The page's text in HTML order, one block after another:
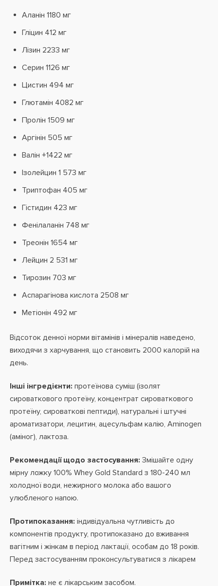
Аланін 1180 мг
Гліцин 412 мг
Лізин 2233 мг
Серин 1126 мг
Цистин 494 мг
Глютамін 4082 мг
Пролін 1509 мг
Аргінін 505 мг
Валін +1422 мг
Ізолейцин 1 573 мг
Триптофан 405 мг
Гістидин 423 мг
Фенілаланін 748 мг
Треонін 1654 мг
Лейцин 2 531 мг
Тирозин 703 мг
Аспарагінова кислота 2508 мг
Метіонін 492 мг
Відсоток денної норми вітамінів і мінералів наведено,
виходячи з харчування, що становить 2000 калорій на
день.
Інші інгредієнти: протеїнова суміш (ізолят
сироваткового протеїну, концентрат сироваткового
протеїну, сироваткові пептиди), натуральні і штучні
ароматизатори, лецитин, ацесульфам калію, Aminogen
(аміног), лактоза.
Рекомендації щодо застосування: Змішайте одну
мірну ложку 100% Whey Gold Standard з 180-240 мл
холодної води, нежирного молока або вашого
улюбленого напою.
Протипоказання: індивідуальна чутливість до
компонентів продукту, протипоказано до вживання
вагітним і жінкам в період лактації, особам до 18 років.
Перед застосуванням проконсультуватися з лікарем
Примітка: не є лікарським засобом.